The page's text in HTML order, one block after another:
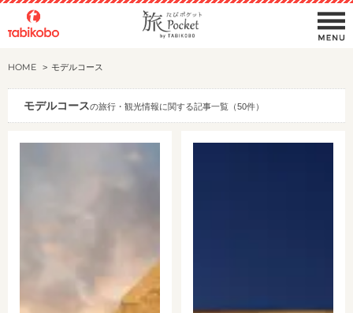
HOME モデルコース
モデルコースの旅行・観光情報に関する記事一覧（50件）